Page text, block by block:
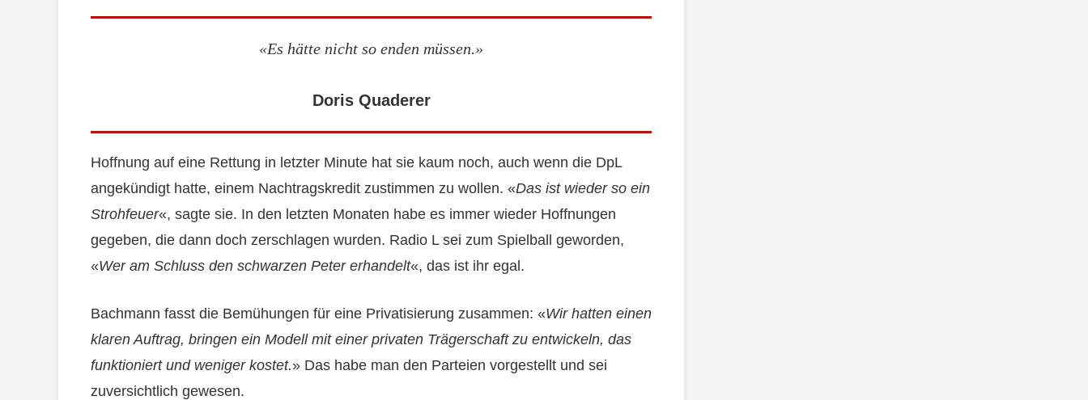
«Es hätte nicht so enden müssen.»
Doris Quaderer
Hoffnung auf eine Rettung in letzter Minute hat sie kaum noch, auch wenn die DpL
angekündigt hatte, einem Nachtragskredit zustimmen zu wollen. «Das ist wieder so ein
Strohfeuer«, sagte sie. In den letzten Monaten habe es immer wieder Hoffnungen
gegeben, die dann doch zerschlagen wurden. Radio L sei zum Spielball geworden,
«Wer am Schluss den schwarzen Peter erhandelt«, das ist ihr egal.
Bachmann fasst die Bemühungen für eine Privatisierung zusammen: «Wir hatten einen
klaren Auftrag, bringen ein Modell mit einer privaten Trägerschaft zu entwickeln, das
funktioniert und weniger kostet.» Das habe man den Parteien vorgestellt und sei
zuversichtlich gewesen.